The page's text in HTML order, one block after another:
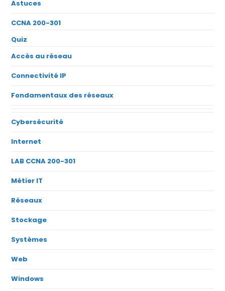
Astuces
CCNA 200-301
Quiz
Accès au réseau
Connectivité IP
Fondamentaux des réseaux
Cybersécurité
Internet
LAB CCNA 200-301
Métier IT
Réseaux
Stockage
Systèmes
Web
Windows